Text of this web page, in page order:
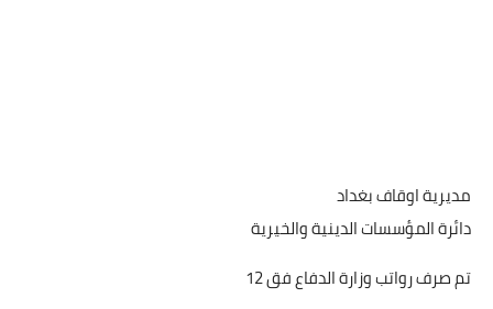
مديرية اوقاف بغداد
دائرة المؤسسات الدينية والخيرية
تم صرف رواتب وزارة الدفاع فق 12